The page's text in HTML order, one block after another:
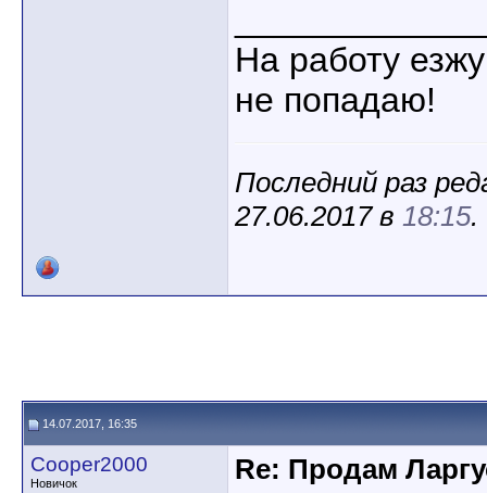
На работу
не попадаю!
Последний раз
27.06.2017 в 18:15.
14.07.2017, 16:35
Cooper2000
Новичок
Re: Продам